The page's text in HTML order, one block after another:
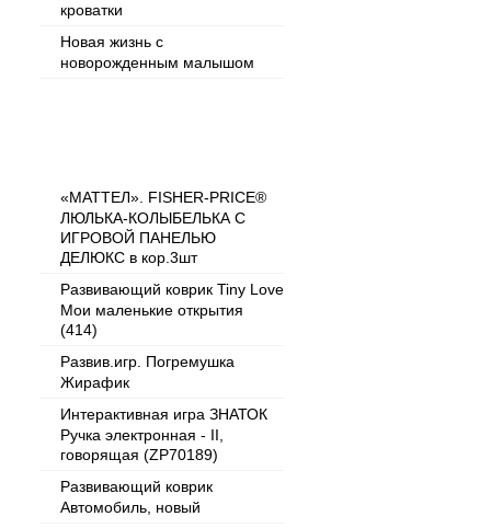
кроватки
Новая жизнь с
новорожденным малышом
«МАТТЕЛ». FISHER-PRICE®
ЛЮЛЬКА-КОЛЫБЕЛЬКА С
ИГРОВОЙ ПАНЕЛЬЮ
ДЕЛЮКС в кор.3шт
Развивающий коврик Tiny Love
Мои маленькие открытия
(414)
Развив.игр. Погремушка
Жирафик
Интерактивная игра ЗНАТОК
Ручка электронная - II,
говорящая (ZP70189)
Развивающий коврик
Автомобиль, новый